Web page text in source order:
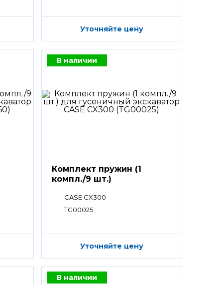
Уточняйте цену
В наличии
Комплект пружин (1
компл./9 шт.)
CASE CX300
TG00025
Уточняйте цену
В наличии